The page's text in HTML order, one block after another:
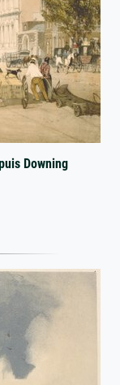
Downing